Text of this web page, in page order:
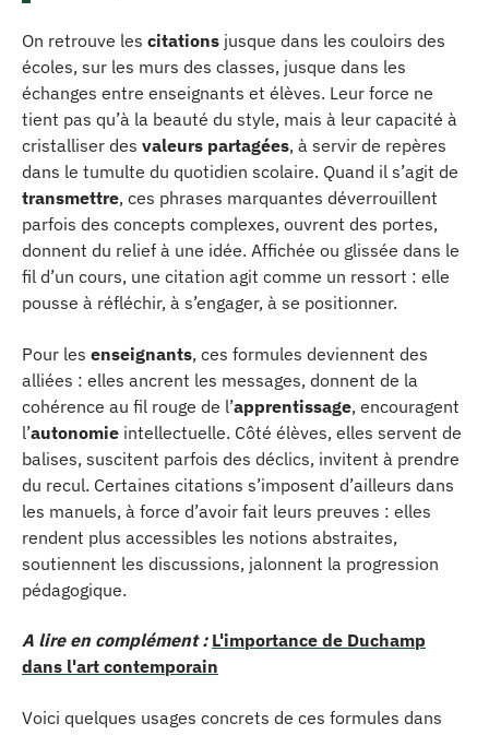
On retrouve les citations jusque dans les couloirs des
écoles, sur les murs des classes, jusque dans les
échanges entre enseignants et élèves. Leur force ne
tient pas qu’à la beauté du style, mais à leur capacité à
cristalliser des valeurs partagées, à servir de repères
dans le tumulte du quotidien scolaire. Quand il s’agit de
transmettre, ces phrases marquantes déverrouillent
parfois des concepts complexes, ouvrent des portes,
donnent du relief à une idée. Affichée ou glissée dans le
fil d’un cours, une citation agit comme un ressort : elle
pousse à réfléchir, à s’engager, à se positionner.
Pour les enseignants, ces formules deviennent des
alliées : elles ancrent les messages, donnent de la
cohérence au fil rouge de l’apprentissage, encouragent
l’autonomie intellectuelle. Côté élèves, elles servent de
balises, suscitent parfois des déclics, invitent à prendre
du recul. Certaines citations s’imposent d’ailleurs dans
les manuels, à force d’avoir fait leurs preuves : elles
rendent plus accessibles les notions abstraites,
soutiennent les discussions, jalonnent la progression
pédagogique.
A lire en complément : L'importance de Duchamp
dans l'art contemporain
Voici quelques usages concrets de ces formules dans